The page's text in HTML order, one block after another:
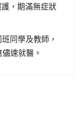
，期滿無症狀
同學及教師，
速就醫。